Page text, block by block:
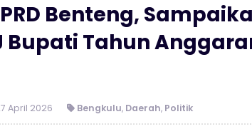
Benteng,
Bupati Tahun
April 2026 Bengkulu, Daerah, Politik